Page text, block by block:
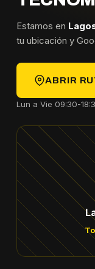
Estamos en
tu ubicación y
ABRIR
Lun a Vie 09:30-